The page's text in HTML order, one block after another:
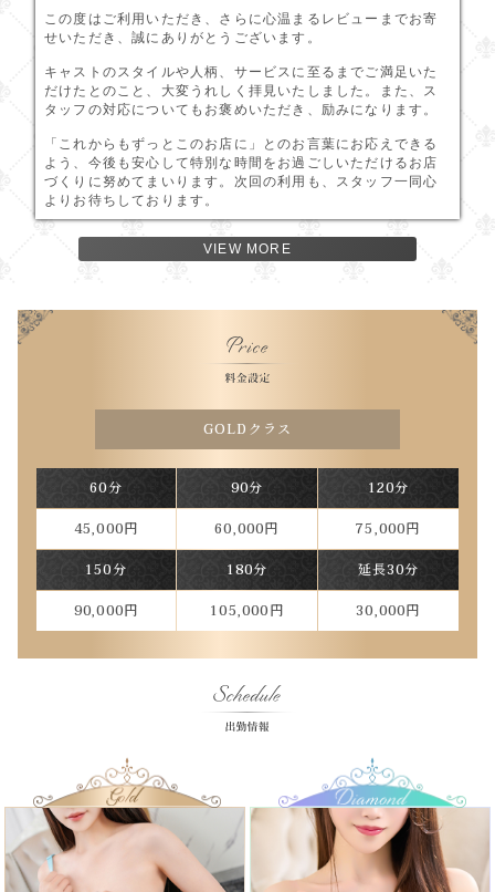
この度はご利用いただき、さらに心温まるレビューまでお寄
せいただき、誠にありがとうございます。
キャストのスタイルや人柄、サービスに至るまでご満足いた
だけたとのこと、大変うれしく拝見いたしました。また、ス
タッフの対応についてもお褒めいただき、励みになります。
「これからもずっとこのお店に」とのお言葉にお応えできる
よう、今後も安心して特別な時間をお過ごしいただけるお店
づくりに努めてまいります。次回の利用も、スタッフ一同心
よりお待ちしております。
VIEW MORE
GOLDクラス
60分 90分
120分
45,000円
60,000円
75,000円
150分
180分
延長30分
90,000円
105,000円 30,000円